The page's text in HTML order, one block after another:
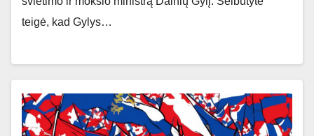
teigė, kad Gylys…